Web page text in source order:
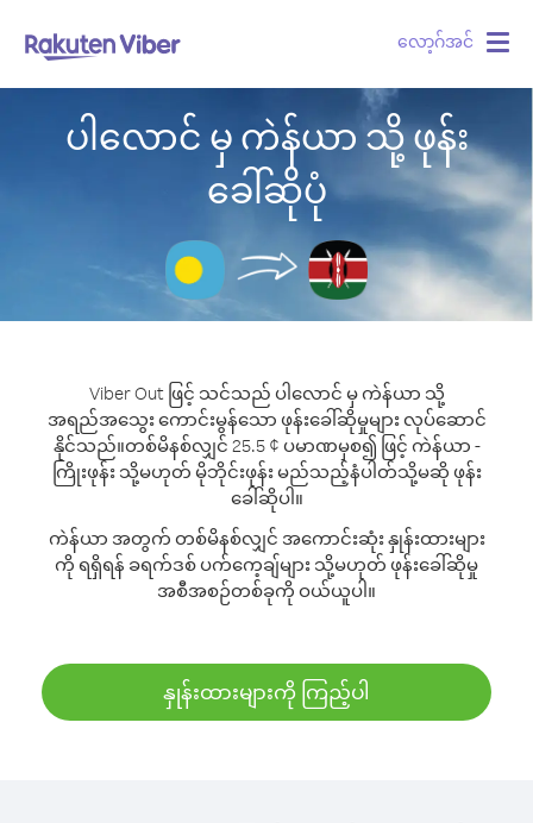
လော့ဂ်အင်
ပါလောင် မှ ကဲန်ယာ သို့ ဖုန်း
ခေါ်ဆိုပုံ
Viber Out ဖြင့် သင်သည် ပါလောင် မှ ကဲန်ယာ သို့
အရည်အသွေး ကောင်းမွန်သော ဖုန်းခေါ်ဆိုမှုများ လုပ်ဆောင်
နိုင်သည်။တစ်မိနစ်လျှင် 25.5 ¢ ပမာဏမှစ၍ ဖြင့် ကဲန်ယာ -
ကြိုးဖုန်း သို့မဟုတ် မိုဘိုင်းဖုန်း မည်သည့်နံပါတ်သို့မဆို ဖုန်း
ခေါ်ဆိုပါ။
ကဲန်ယာ အတွက် တစ်မိနစ်လျှင် အကောင်းဆုံး နှုန်းထားများ
ကို ရရှိရန် ခရက်ဒစ် ပက်ကေ့ချ်များ သို့မဟုတ် ဖုန်းခေါ်ဆိုမှု
အစီအစဉ်တစ်ခုကို ဝယ်ယူပါ။
နှုန်းထားများကို ကြည့်ပါ